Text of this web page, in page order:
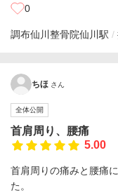
0
調布仙川整骨院仙川駅
ちほ さん
全体公開
首肩周り、腰痛
5.00
首肩周りの痛みと腰痛
た。